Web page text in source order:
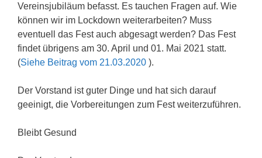
Vereinsjubiläum befasst. Es tauchen Fragen auf. Wie
können wir im Lockdown weiterarbeiten? Muss
eventuell das Fest auch abgesagt werden? Das Fest
findet übrigens am 30. April und 01. Mai 2021 statt.
(Siehe Beitrag vom 21.03.2020 ).
Der Vorstand ist guter Dinge und hat sich darauf
geeinigt, die Vorbereitungen zum Fest weiterzuführen.
Bleibt Gesund